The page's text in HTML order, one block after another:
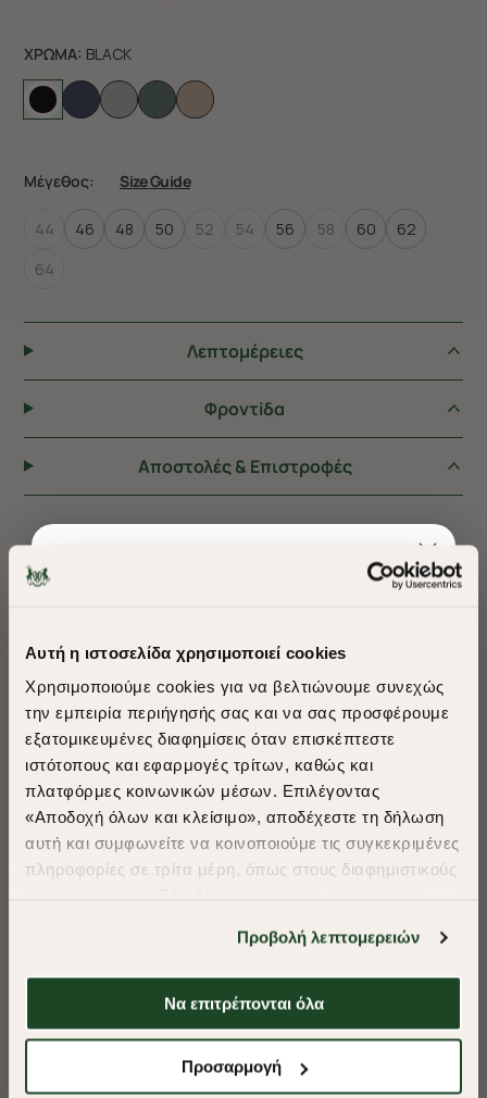
Αυτή η ιστοσελίδα χρησιμοποιεί cookies
Χρησιμοποιούμε cookies για να βελτιώνουμε συνεχώς
την εμπειρία περιήγησής σας και να σας προσφέρουμε
εξατομικευμένες διαφημίσεις όταν επισκέπτεστε
ιστότοπους και εφαρμογές τρίτων, καθώς και
πλατφόρμες κοινωνικών μέσων. Επιλέγοντας
«Αποδοχή όλων και κλείσιμο», αποδέχεστε τη δήλωση
αυτή και συμφωνείτε να κοινοποιούμε τις συγκεκριμένες
πληροφορίες σε τρίτα μέρη, όπως στους διαφημιστικούς
απαιτούμενα cookies» και θα περιοριστούμε
στα cookies και τις τεχνολογίες που είναι απολύτως
απαραίτητα για την ασφαλή απόδοση και
λειτουργικότητα της ιστοσελίδας μας. Ωστόσο, λάβετε
θα μπορούμε να συλλέξουμε πληροφορίες που θα
Προβολή λεπτομερειών
Να επιτρέπονται όλα
Προσαρμογή
ΧΡΩΜΑ: BLACK
Μέγεθος: Size Guide
44 46 48 50 52 54 56 58 60
62
64
Λεπτομέρειες
Φροντiδα
Αποστολές & Επιστροφές
ΠΡΟΤΕΙΝΟΥΜΕ ΓΙΑ ΕΣΑΣ
-40%
ΠΑΝΤΕΛΟΝΙ CHINOS ΚΑΠΑΡΤΙΝΑ REGULAR FIT
-40%
​
A Season of Style
SUMMER SALE
Shop Now